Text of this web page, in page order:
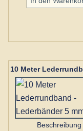
Beschreibung